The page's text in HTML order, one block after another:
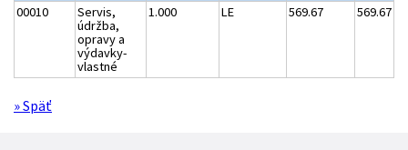
00010
Servis,
údržba,
opravy a
výdavky-
vlastné
1.000 LE 569.67 569.67
» Späť